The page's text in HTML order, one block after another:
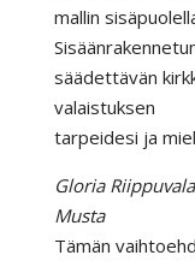
mallin
säädettävän
valaistuksen
tarpeidesi ja
Gloria
Musta
Tämän